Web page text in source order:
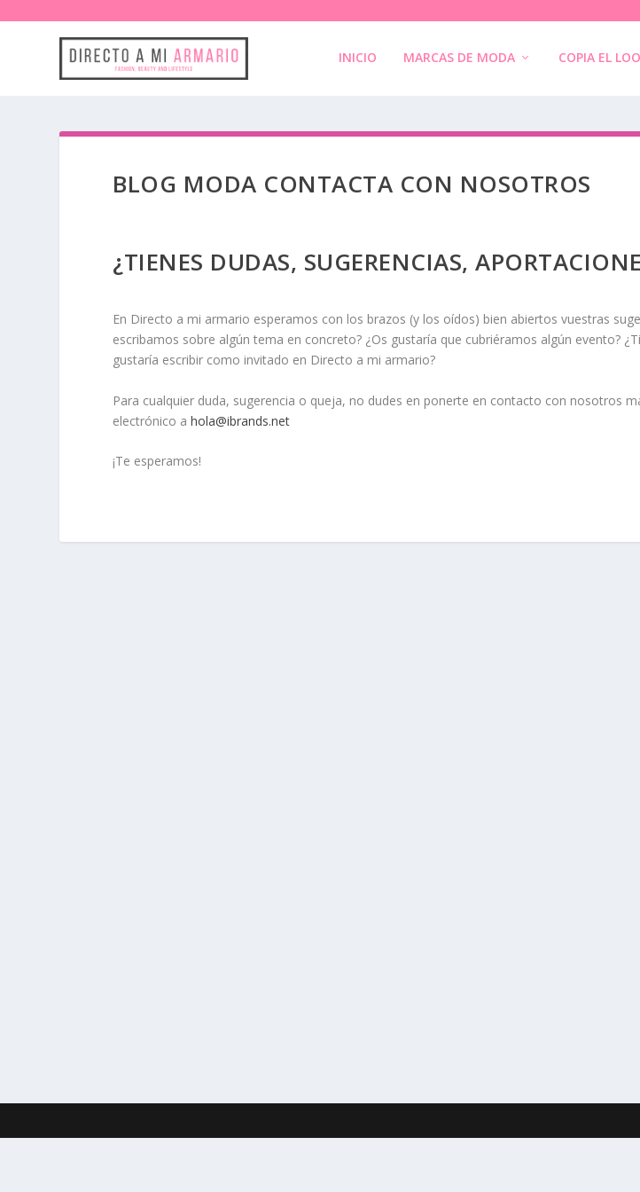
INICIO MARCAS DE MODA COPIA EL
BLOG MODA CONTACTA CON NOSOTROS
¿TIENES DUDAS, SUGERENCIAS,
En Directo a mi armario esperamos con los brazos (y los oídos) bien abiertos vuestras
escribamos sobre algún tema en concreto? ¿Os gustaría que cubriéramos algún evento?
gustaría escribir como invitado en Directo a mi armario?
Para cualquier duda, sugerencia o queja, no dudes en ponerte en contacto con nosotros
electrónico ahola@ibrands.net
¡Te esperamos!